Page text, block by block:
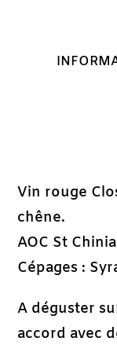
Vin rouge
chêne.
AOC St
Cépages :
A déguster
accord avec